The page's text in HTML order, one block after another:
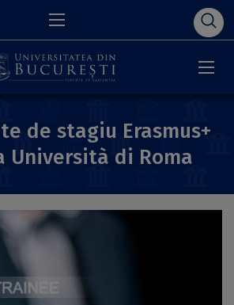
de stagiu Erasmus+
Università di Roma